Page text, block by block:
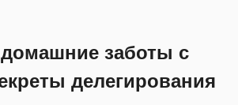
заботы с
делегирования